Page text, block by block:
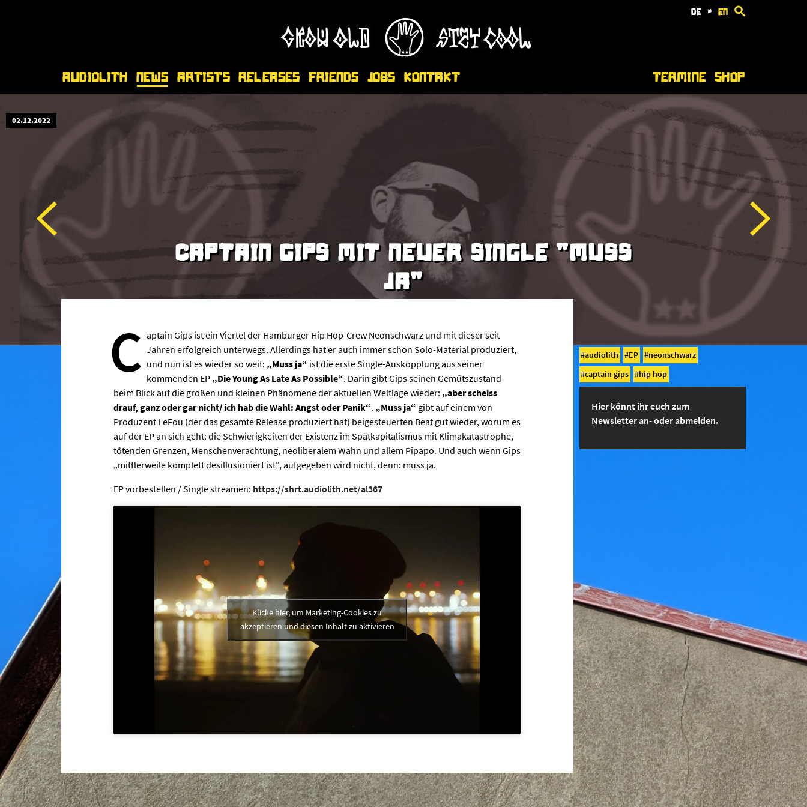
de * en
Audiolith News Artists Releases Friends Jobs Kontakt Termine Shop
02.12.2022
CAPTAIN GIPS MIT NEUER SINGLE "MUSS
JA"
C aptain Gips ist ein Viertel der Hamburger Hip Hop-Crew Neonschwarz und mit dieser seit
Jahren erfolgreich unterwegs. Allerdings hat er auch immer schon Solo-Material produziert,
und nun ist es wieder so weit: „Muss ja“ ist die erste Single-Auskopplung aus seiner
kommenden EP „Die Young As Late As Possible“. Darin gibt Gips seinen Gemütszustand
beim Blick auf die großen und kleinen Phänomene der aktuellen Weltlage wieder: „aber scheiss
drauf, ganz oder gar nicht/ ich hab die Wahl: Angst oder Panik“. „Muss ja“ gibt auf einem von
Produzent LeFou (der das gesamte Release produziert hat) beigesteuerten Beat gut wieder, worum es
auf der EP an sich geht: die Schwierigkeiten der Existenz im Spätkapitalismus mit Klimakatastrophe,
tötenden Grenzen, Menschenverachtung, neoliberalem Wahn und allem Pipapo. Und auch wenn Gips
„mittlerweile komplett desillusioniert ist“, aufgegeben wird nicht, denn: muss ja.
EP vorbestellen / Single streamen: https://shrt.audiolith.net/al367
Klicke hier, um Marketing-Cookies zu
akzeptieren und diesen Inhalt zu aktivieren
audiolith EP
neonschwarz
captain gips
hip hop
Hier könnt ihr euch zum
Newsletter an- oder abmelden.